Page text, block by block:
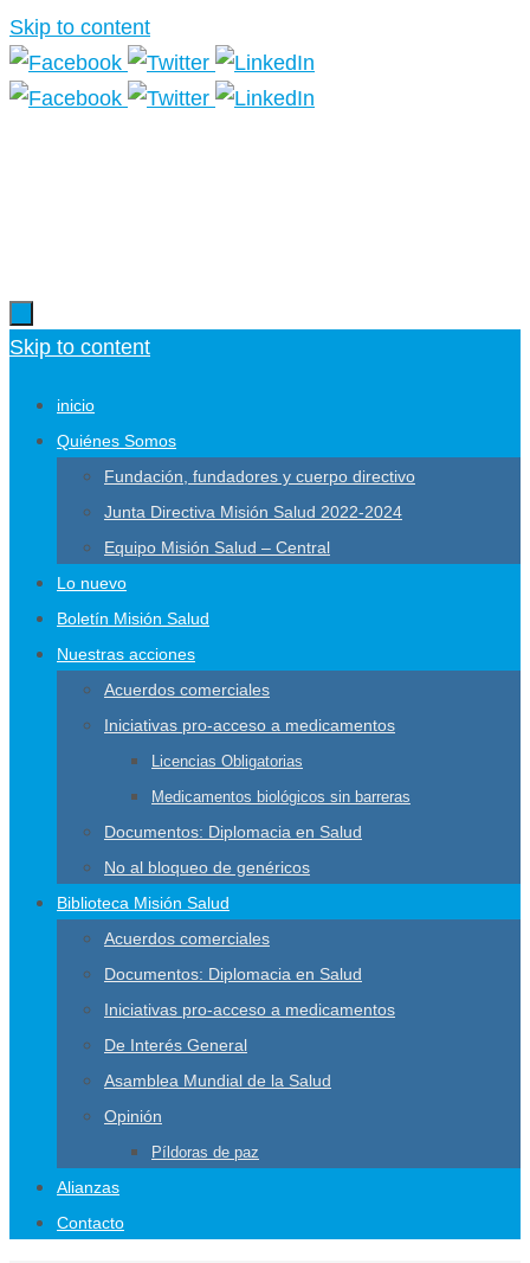
Skip to content
Skip to content
inicio
Quiénes Somos
Fundación, fundadores y cuerpo directivo
Junta Directiva Misión Salud 2022-2024
Equipo Misión Salud – Central
Lo nuevo
Boletín Misión Salud
Nuestras acciones
Acuerdos comerciales
Iniciativas pro-acceso a medicamentos
Licencias Obligatorias
Medicamentos biológicos sin barreras
Documentos: Diplomacia en Salud
No al bloqueo de genéricos
Biblioteca Misión Salud
Acuerdos comerciales
Documentos: Diplomacia en Salud
Iniciativas pro-acceso a medicamentos
De Interés General
Asamblea Mundial de la Salud
Opinión
Píldoras de paz
Alianzas
Contacto
Más información.